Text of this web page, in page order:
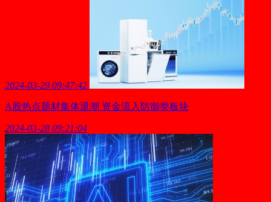
2024-03-29 09:47:42
A股热点题材集体退潮 资金流入防御类板块
2024-03-28 09:21:04